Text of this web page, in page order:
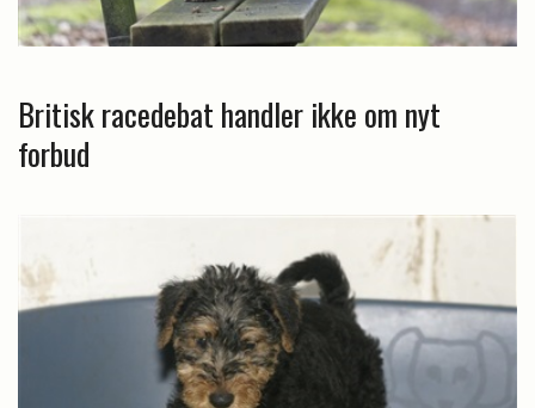
Britisk racedebat handler ikke om nyt
forbud